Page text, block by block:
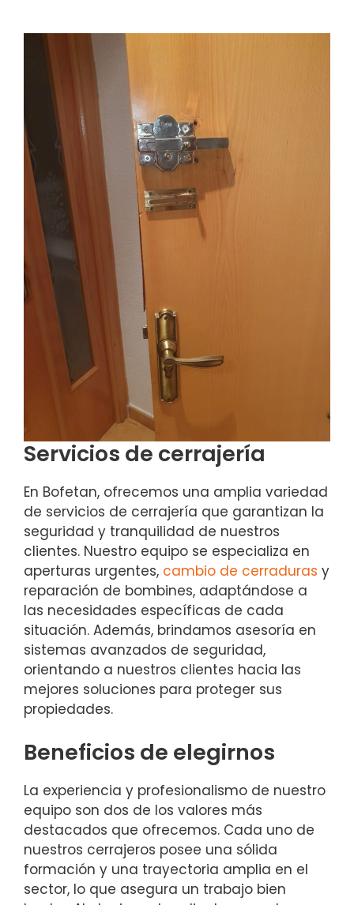
Servicios de cerrajería
En Bofetan, ofrecemos una amplia variedad
de servicios de cerrajería que garantizan la
seguridad y tranquilidad de nuestros
clientes. Nuestro equipo se especializa en
aperturas urgentes, cambio de cerraduras y
reparación de bombines, adaptándose a
las necesidades específicas de cada
situación. Además, brindamos asesoría en
sistemas avanzados de seguridad,
orientando a nuestros clientes hacia las
mejores soluciones para proteger sus
propiedades.
Beneficios de elegirnos
La experiencia y profesionalismo de nuestro
equipo son dos de los valores más
destacados que ofrecemos. Cada uno de
nuestros cerrajeros posee una sólida
formación y una trayectoria amplia en el
sector, lo que asegura un trabajo bien